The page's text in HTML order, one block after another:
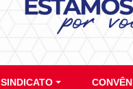
SINDICATO